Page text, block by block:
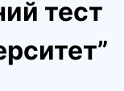
тест